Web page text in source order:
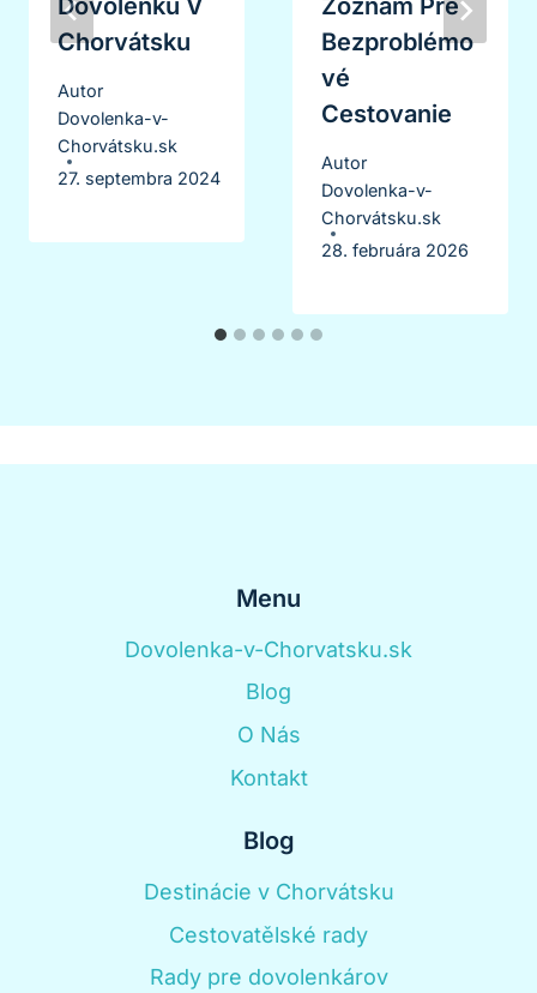
Chorvátsku
Autor
Dovolenka-v-
Chorvátsku.sk
27. septembra 2024
Bezproblémo
Vé
Cestovanie
Autor
Dovolenka-v-
Chorvátsku.sk
28. februára 2026
Menu
Dovolenka-v-Chorvatsku.sk
Blog
O Nás
Kontakt
Blog
Destinácie v Chorvátsku
Cestovatělské rady
Rady pre dovolenkárov